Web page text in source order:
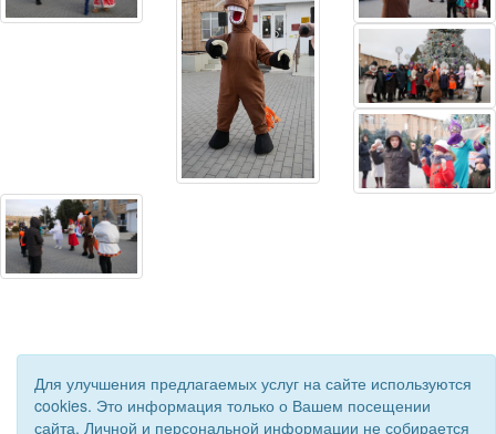
Для улучшения предлагаемых услуг на сайте используются
cookies. Это информация только о Вашем посещении
сайта. Личной и персональной информации не собирается